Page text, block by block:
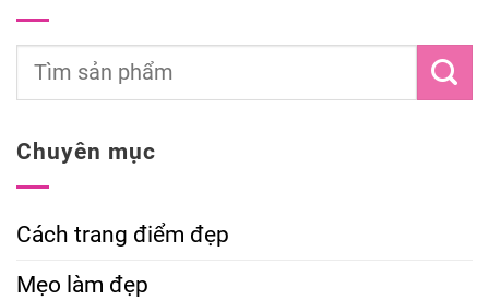
Chuyên mục
Cách trang điểm đẹp
Mẹo làm đẹp